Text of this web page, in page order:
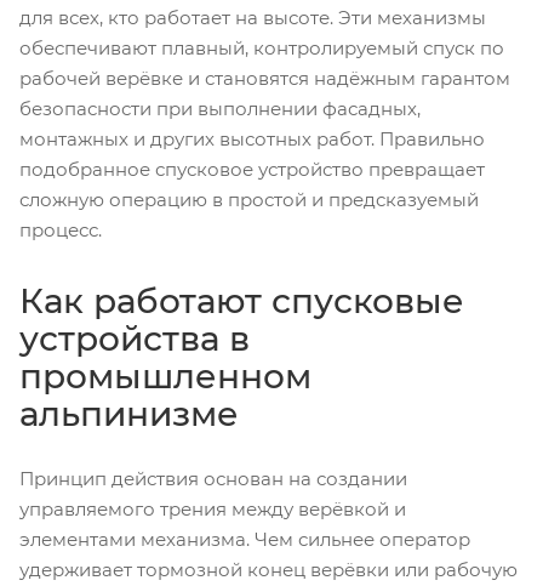
для всех, кто работает на высоте. Эти механизмы
обеспечивают плавный, контролируемый спуск по
рабочей верёвке и становятся надёжным гарантом
безопасности при выполнении фасадных,
монтажных и других высотных работ. Правильно
подобранное спусковое устройство превращает
сложную операцию в простой и предсказуемый
процесс.
Как работают спусковые
устройства в
промышленном
альпинизме
Принцип действия основан на создании
управляемого трения между верёвкой и
элементами механизма. Чем сильнее оператор
удерживает тормозной конец верёвки или рабочую